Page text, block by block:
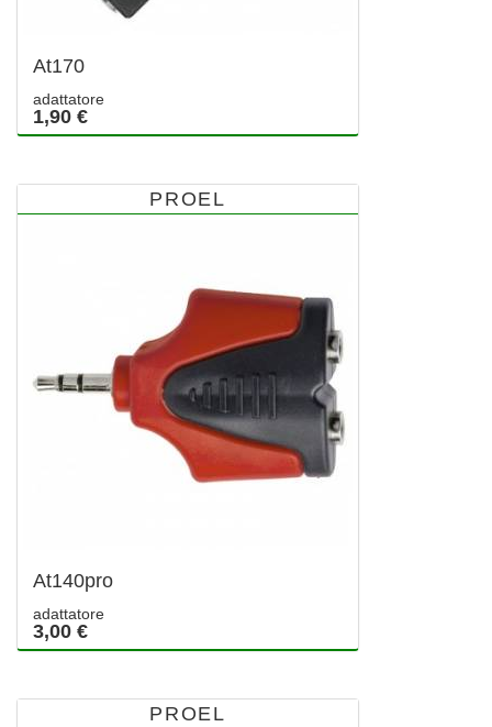
At170
adattatore
1,90 €
PROEL
At140pro
adattatore
3,00 €
PROEL